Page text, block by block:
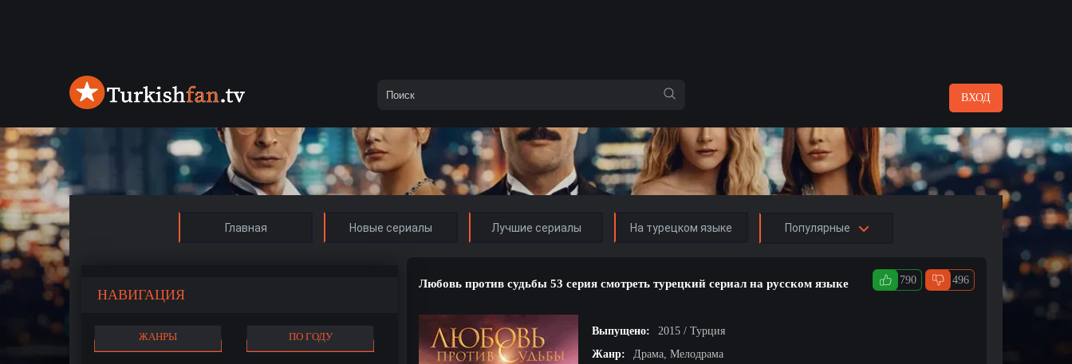
ВХОД
Главная Новые сериалы Лучшие сериалы На турецком языке Популярные
НАВИГАЦИЯ
ЖАНРЫ ПО ГОДУ
Любовь против судьбы 53 серия смотреть турецкий сериал на русском языке 790 496
Выпущено:
2015 / Турция
Жанр:
Драма, Мелодрама